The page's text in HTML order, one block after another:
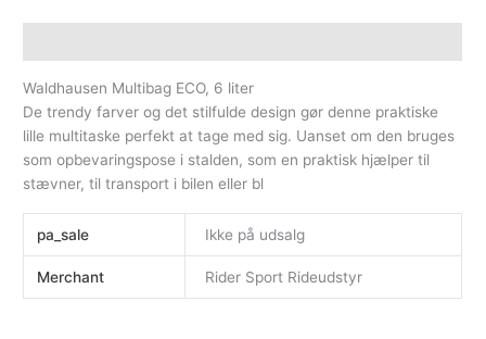
Waldhausen Multibag ECO, 6 liter
De trendy farver og det stilfulde design gør denne praktiske
lille multitaske perfekt at tage med sig. Uanset om den bruges
som opbevaringspose i stalden, som en praktisk hjælper til
stævner, til transport i bilen eller bl
pa_sale Ikke på udsalg
Merchant Rider Sport Rideudstyr